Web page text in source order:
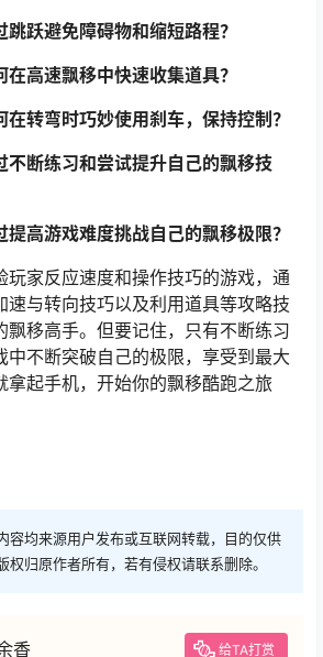
跃避免障碍物和缩短路程？
高速飘移中快速收集道具？
转弯时巧妙使用刹车，保持控制？
不断练习和尝试提升自己的飘移技
高游戏难度挑战自己的飘移极限？
玩家反应速度和操作技巧的游戏，通
速与转向技巧以及利用道具等攻略技
飘移高手。但要记住，只有不断练习
中不断突破自己的极限，享受到最大
拿起手机，开始你的飘移酷跑之旅
容均来源用户发布或互联网转载，目的仅供
权归原作者所有，若有侵权请联系删除。
香 给TA打赏